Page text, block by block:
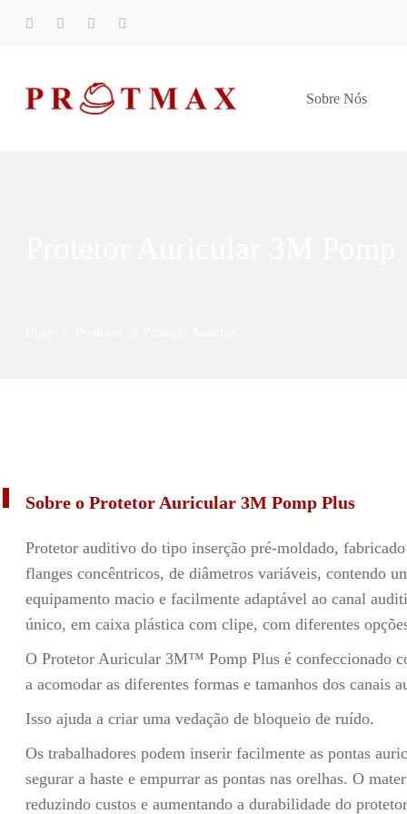
Sobre Nós
Sobre o Protetor Auricular 3M Pomp Plus
Protetor auditivo do tipo inserção pré-moldado,
flanges concêntricos, de diâmetros variáveis, contendo
equipamento macio e facilmente adaptável ao canal
único, em caixa plástica com clipe, com diferentes
O Protetor Auricular 3M™ Pomp Plus é confeccionado
a acomodar as diferentes formas e tamanhos dos canais
Isso ajuda a criar uma vedação de bloqueio de ruído.
Os trabalhadores podem inserir facilmente as pontas
segurar a haste e empurrar as pontas nas orelhas. O
reduzindo custos e aumentando a durabilidade do